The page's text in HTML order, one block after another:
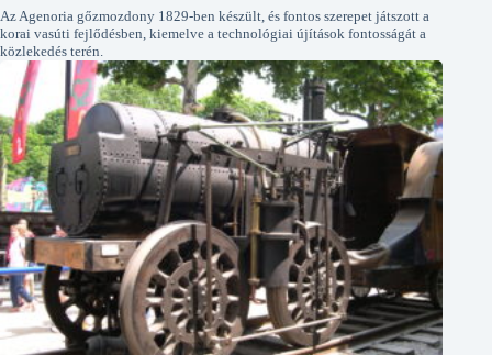
Az Agenoria gőzmozdony 1829-ben készült, és fontos szerepet játszott a
korai vasúti fejlődésben, kiemelve a technológiai újítások fontosságát a
közlekedés terén.